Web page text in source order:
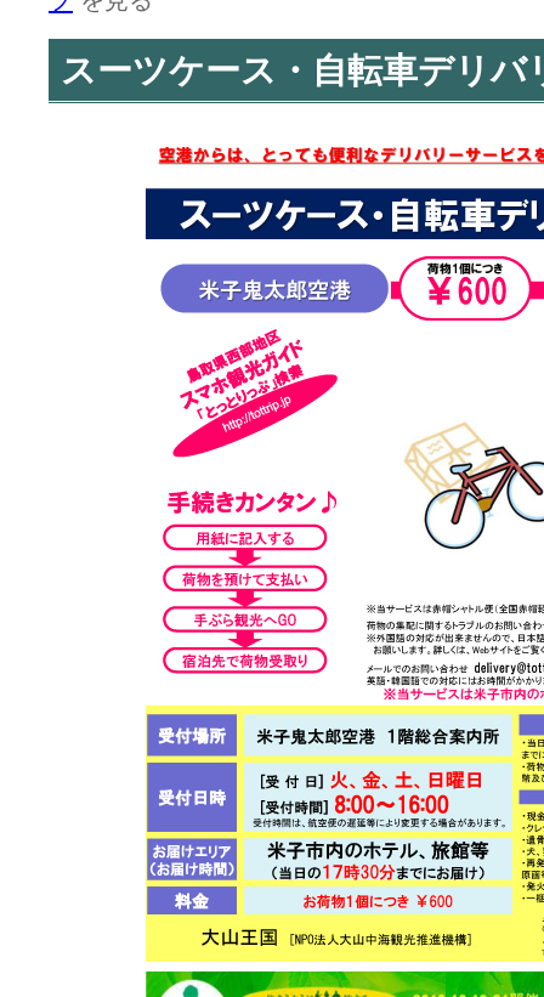
スーツケース・自転車デリバ